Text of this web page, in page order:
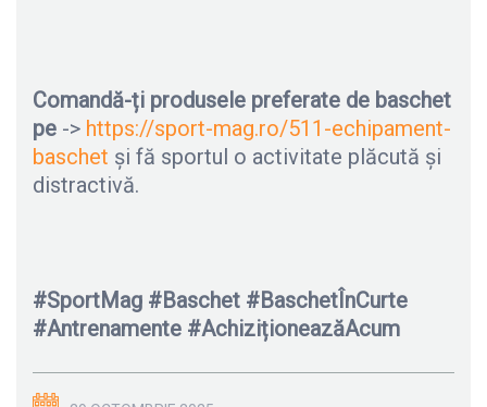
Comandă-ți produsele preferate de baschet
pe -> https://sport-mag.ro/511-echipament-
baschet și fă sportul o activitate plăcută și
distractivă.
#SportMag #Baschet #BaschetÎnCurte
#Antrenamente #AchiziționeazăAcum